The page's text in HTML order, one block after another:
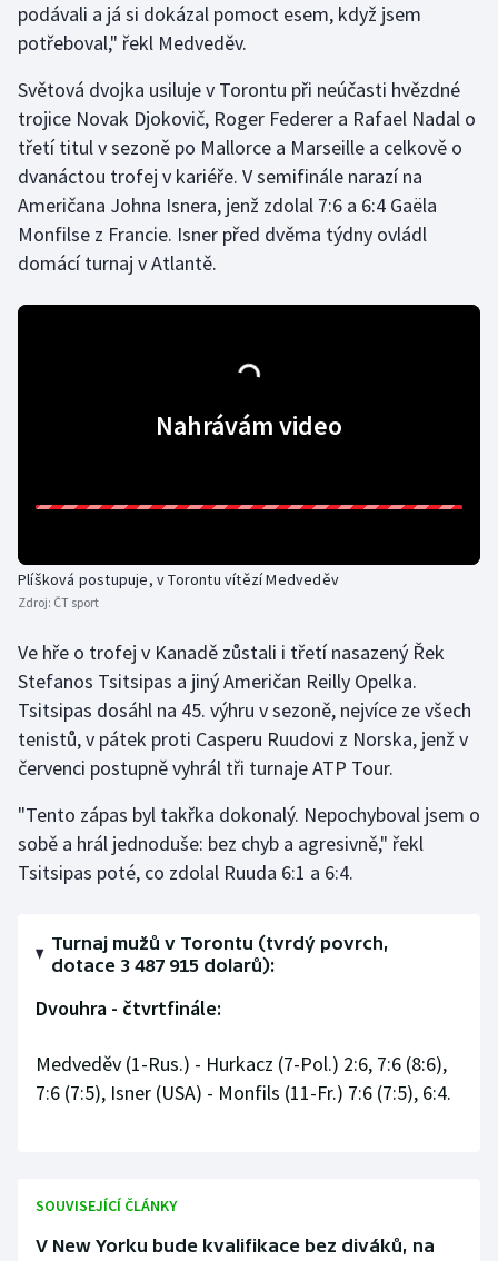
Gymnastika
Jezdectví
Judo
Krasobruslení
Olympijské hry
Plavání
Plážový volejbal
Ragby
Rychlobruslení
Rychlostní kanoistika
Short track
Veslování
Ostatní
podávali a já si dokázal pomoct esem, když jsem
potřeboval," řekl Medveděv.
Světová dvojka usiluje v Torontu při neúčasti hvězdné
trojice Novak Djokovič, Roger Federer a Rafael Nadal o
třetí titul v sezoně po Mallorce a Marseille a celkově o
dvanáctou trofej v kariéře. V semifinále narazí na
Američana Johna Isnera, jenž zdolal 7:6 a 6:4 Gaëla
Monfilse z Francie. Isner před dvěma týdny ovládl
domácí turnaj v Atlantě.
Nahrávám video
Plíšková postupuje, v Torontu vítězí Medveděv
Zdroj: ČT sport
Ve hře o trofej v Kanadě zůstali i třetí nasazený Řek
Stefanos Tsitsipas a jiný Američan Reilly Opelka.
Tsitsipas dosáhl na 45. výhru v sezoně, nejvíce ze všech
tenistů, v pátek proti Casperu Ruudovi z Norska, jenž v
červenci postupně vyhrál tři turnaje ATP Tour.
"Tento zápas byl takřka dokonalý. Nepochyboval jsem o
sobě a hrál jednoduše: bez chyb a agresivně," řekl
Tsitsipas poté, co zdolal Ruuda 6:1 a 6:4.
Turnaj mužů v Torontu (tvrdý povrch,
dotace 3 487 915 dolarů):
Dvouhra - čtvrtfinále:
Medveděv (1-Rus.) - Hurkacz (7-Pol.) 2:6, 7:6 (8:6),
7:6 (7:5), Isner (USA) - Monfils (11-Fr.) 7:6 (7:5), 6:4.
SOUVISEJÍCÍ ČLÁNKY
V New Yorku bude kvalifikace bez diváků, na